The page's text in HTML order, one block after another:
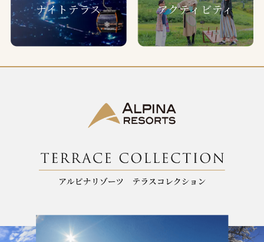
ナイトテラス アクティビティ